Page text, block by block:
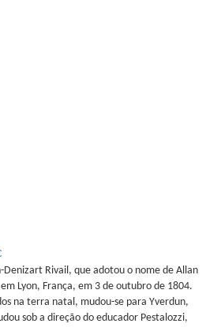
Denizart Rivail, que adotou o nome de Allan
Lyon, França, em 3 de outubro de 1804.
na terra natal, mudou-se para Yverdun,
sob a direção do educador Pestalozzi,